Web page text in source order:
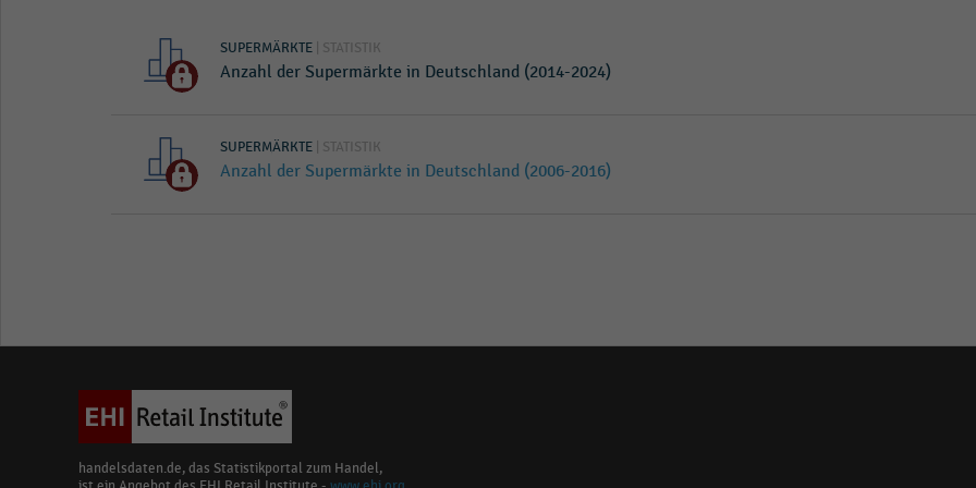
SUPERMÄRKTE | STATISTIK
Anzahl der Supermärkte in Deutschland (2014-2024)
SUPERMÄRKTE | STATISTIK
Anzahl der Supermärkte in Deutschland (2006-2016)
handelsdaten.de, das Statistikportal zum Handel,